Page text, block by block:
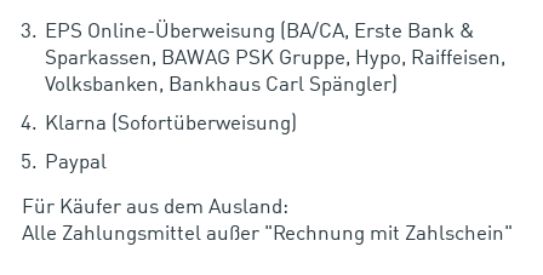
EPS Online-Überweisung (BA/CA, Erste Bank &
Sparkassen, BAWAG PSK Gruppe, Hypo, Raiffeisen,
Volksbanken, Bankhaus Carl Spängler)
Klarna (Sofortüberweisung)
Paypal
Für Käufer aus dem Ausland:
Alle Zahlungsmittel außer "Rechnung mit Zahlschein"